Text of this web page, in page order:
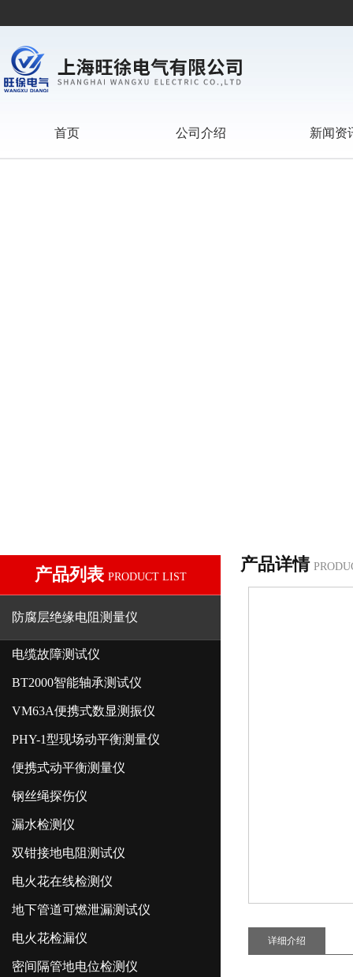
首页 公司介绍 新闻资
产品列表 PRODUCT LIST
防腐层绝缘电阻测量仪
电缆故障测试仪
BT2000智能轴承测试仪
VM63A便携式数显测振仪
PHY-1型现场动平衡测量仪
便携式动平衡测量仪
钢丝绳探伤仪
漏水检测仪
双钳接地电阻测试仪
电火花在线检测仪
地下管道可燃泄漏测试仪
电火花检漏仪
密间隔管地电位检测仪
产品详情
详细介绍